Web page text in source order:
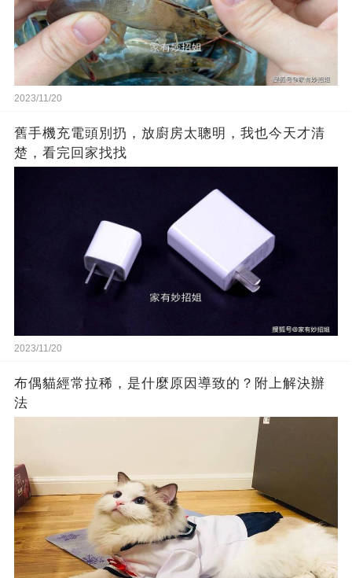
2023/11/20
舊手機充電頭別扔，放廚房太聰明，我也今天才清
楚，看完回家找找
2023/11/20
布偶貓經常拉稀，是什麼原因導致的？附上解決辦
法